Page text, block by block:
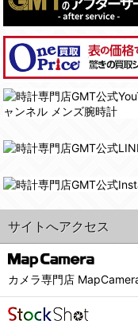
サイトへアクセス
カメラ専門店